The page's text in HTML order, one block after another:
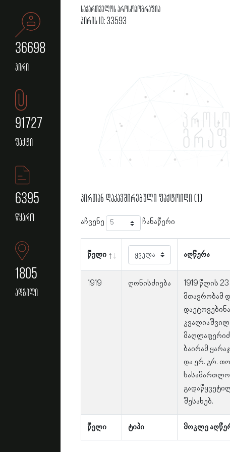
36698
პირი
91727
ფაქტი
6395
წყარო
1805
ადგილი
საქართველოს პროსოპოგრაფია
პირის ID: 33593
პირთან დაკავშირებული ფაქტოიდი (1)
აჩვენე ჩანაწერი
წელი აღწერა
წელი ტიპი მოკლე
1919 ღონისძიება
1919 წლის
მთავრობამ
ბაირამ
და ერ. გრ.
შესახებ.